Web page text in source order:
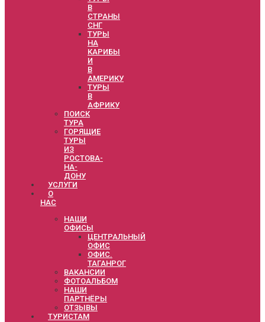
В
СТРАНЫ
СНГ
ТУРЫ
НА
КАРИБЫ
И
В
АМЕРИКУ
ТУРЫ
В
АФРИКУ
ПОИСК
ТУРА
ГОРЯЩИЕ
ТУРЫ
ИЗ
РОСТОВА-
НА-
ДОНУ
УСЛУГИ
О
НАС
НАШИ
ОФИСЫ
ЦЕНТРАЛЬНЫЙ
ОФИС
ОФИС.
ТАГАНРОГ
ВАКАНСИИ
ФОТОАЛЬБОМ
НАШИ
ПАРТНЁРЫ
ОТЗЫВЫ
ТУРИСТАМ